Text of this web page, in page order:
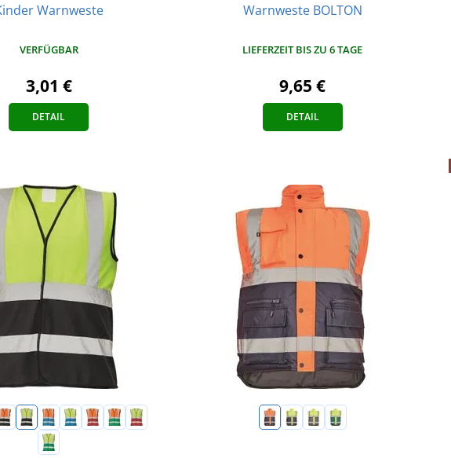
Warnweste
VERFÜGBAR
3,01 €
DETAIL
Warnweste BOLTON
LIEFERZEIT BIS ZU 6 TAGE
9,65 €
DETAIL